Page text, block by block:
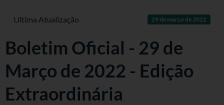
Ultima Atualização 29 de março de 2022
Boletim Oficial - 29 de
Março de 2022 - Edição
Extraordinária